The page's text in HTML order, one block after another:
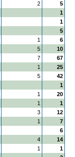
2
5
1
1
5
1
6
5
10
7
67
1
25
5
42
1
1
20
1
1
3
12
1
7
6
4
14
1
1